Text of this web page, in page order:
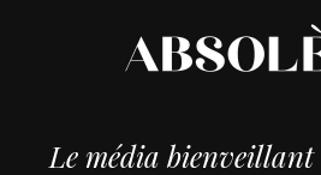
Le média bienveillant